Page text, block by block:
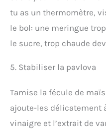
tu as un thermomètre,
le bol: une meringue
le sucre, trop chaude
5. Stabiliser la pavlova
Tamise la fécule de
ajoute-les délicatement
vinaigre et l’extrait de